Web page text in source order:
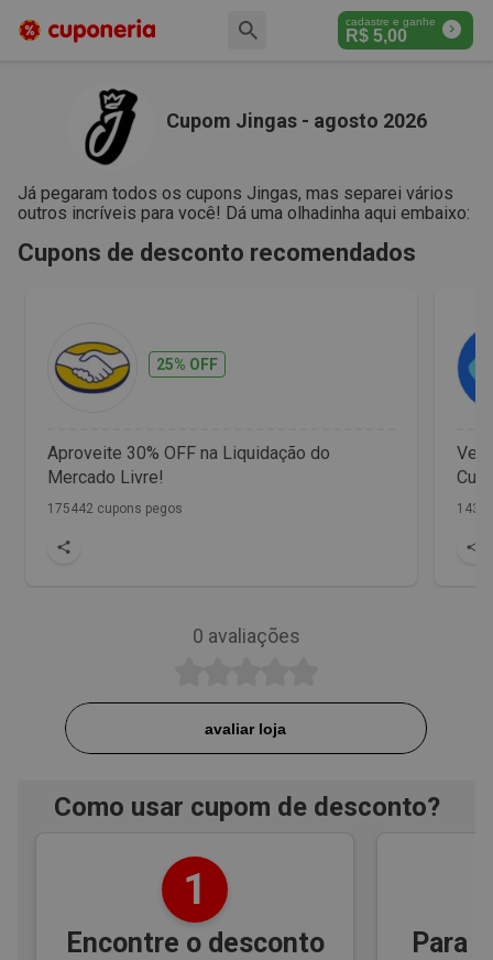
cadastre e ganhe
R$ 5,00
Cupom Jingas - agosto 2026
Já pegaram todos os cupons Jingas, mas separei vários
outros incríveis para você! Dá uma olhadinha aqui embaixo:
Cupons de desconto recomendados
25% OFF
Aproveite 30% OFF na Liquidação do
Mercado Livre!
175442 cupons pegos
Vet
1436
0 avaliações
avaliar loja
Como usar cupom de desconto?
1
Encontre o desconto Para